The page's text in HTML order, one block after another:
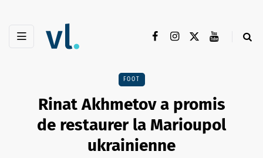
FOOT
Rinat Akhmetov a promis
de restaurer la Marioupol
ukrainienne